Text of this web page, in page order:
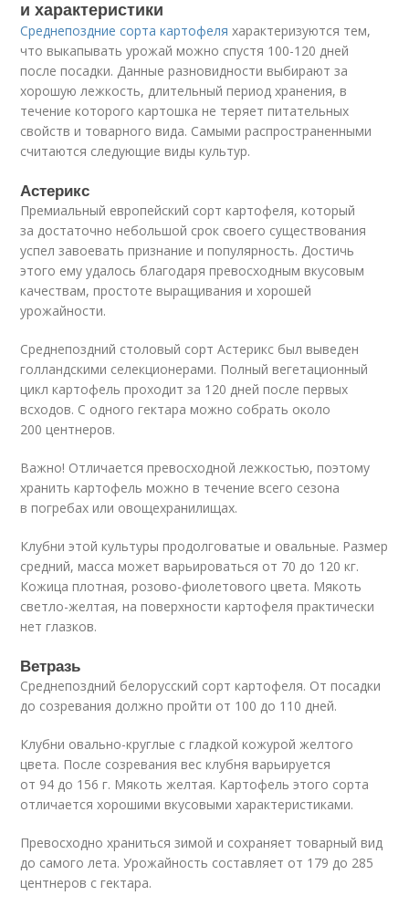
и характеристики
Среднепоздние сорта картофеля характеризуются тем,
что выкапывать урожай можно спустя 100-120 дней
после посадки. Данные разновидности выбирают за
хорошую лежкость, длительный период хранения, в
течение которого картошка не теряет питательных
свойств и товарного вида. Самыми распространенными
считаются следующие виды культур.
Астерикс
Премиальный европейский сорт картофеля, который
за достаточно небольшой срок своего существования
успел завоевать признание и популярность. Достичь
этого ему удалось благодаря превосходным вкусовым
качествам, простоте выращивания и хорошей
урожайности.
Среднепоздний столовый сорт Астерикс был выведен
голландскими селекционерами. Полный вегетационный
цикл картофель проходит за 120 дней после первых
всходов. С одного гектара можно собрать около
200 центнеров.
Важно! Отличается превосходной лежкостью, поэтому
хранить картофель можно в течение всего сезона
в погребах или овощехранилищах.
Клубни этой культуры продолговатые и овальные. Размер
средний, масса может варьироваться от 70 до 120 кг.
Кожица плотная, розово-фиолетового цвета. Мякоть
светло-желтая, на поверхности картофеля практически
нет глазков.
Ветразь
Среднепоздний белорусский сорт картофеля. От посадки
до созревания должно пройти от 100 до 110 дней.
Клубни овально-круглые с гладкой кожурой желтого
цвета. После созревания вес клубня варьируется
от 94 до 156 г. Мякоть желтая. Картофель этого сорта
отличается хорошими вкусовыми характеристиками.
Превосходно храниться зимой и сохраняет товарный вид
до самого лета. Урожайность составляет от 179 до 285
центнеров с гектара.